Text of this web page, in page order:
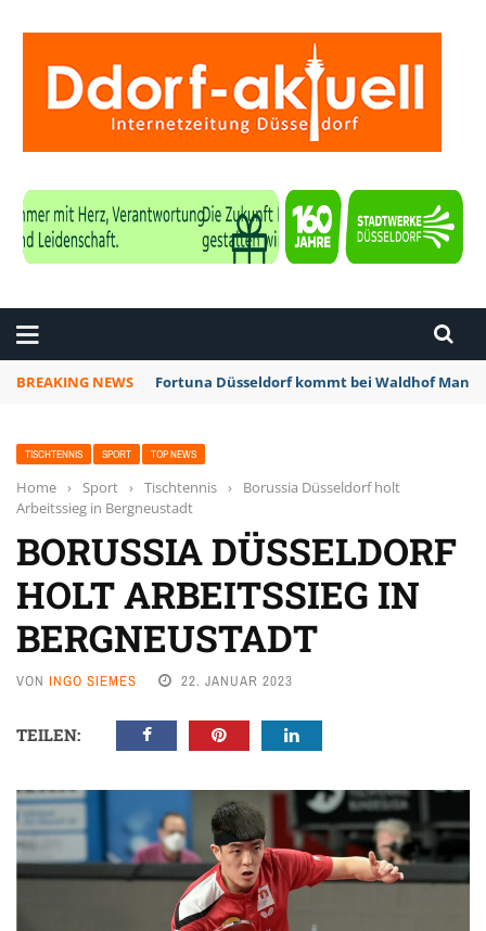
BREAKING NEWS Fortuna Düsseldorf kommt bei Waldhof
TISCHTENNIS SPORT TOP NEWS
Home › Sport › Tischtennis ›
Borussia Düsseldorf holt
Arbeitssieg in Bergneustadt
BORUSSIA DÜSSELDORF
HOLT ARBEITSSIEG IN
BERGNEUSTADT
VON INGO SIEMES 22. JANUAR 2023
TEILEN: